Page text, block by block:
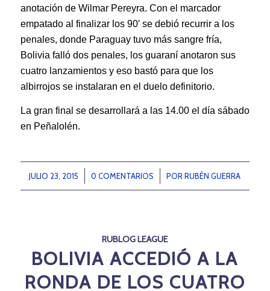
anotación de Wilmar Pereyra. Con el marcador
empatado al finalizar los 90′ se debió recurrir a los
penales, donde Paraguay tuvo más sangre fría,
Bolivia falló dos penales, los guaraní anotaron sus
cuatro lanzamientos y eso bastó para que los
albirrojos se instalaran en el duelo definitorio.
La gran final se desarrollará a las 14.00 el día sábado
en Peñalolén.
JULIO 23, 2015
/ 0 COMENTARIOS
/ PORRUBÉN GUERRA
RUBLOG LEAGUE
BOLIVIA ACCEDIÓ A LA
RONDA DE LOS CUATRO